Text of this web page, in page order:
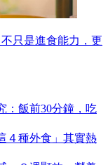
只是進食能力，更
：飯前30分鐘，吃
４種外食」其實熱